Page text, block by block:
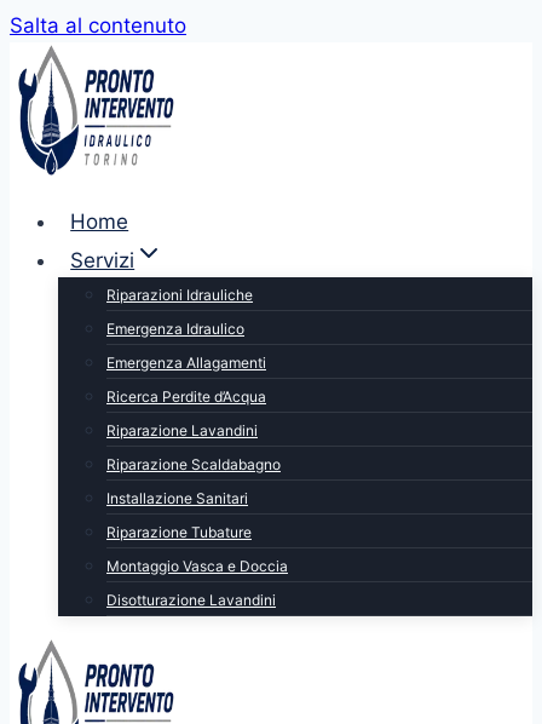
Salta al contenuto
Home
Servizi
Riparazioni Idrauliche
Emergenza Idraulico
Emergenza Allagamenti
Ricerca Perdite d’Acqua
Riparazione Lavandini
Riparazione Scaldabagno
Installazione Sanitari
Riparazione Tubature
Montaggio Vasca e Doccia
Disotturazione Lavandini